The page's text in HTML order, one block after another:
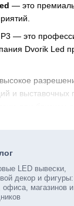
— это
— это
Dvorik Led
и
P3 Dvorik
NovaStar,
экрана:
LED вывески,
декор и
офиса, магазинов и